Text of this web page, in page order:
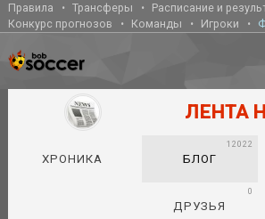
Правила Трансферы
Расписание и
Конкурс прогнозов
Команды Игроки
ЛЕНТА
ХРОНИКА БЛОГ
12022
ДРУЗЬЯ
0